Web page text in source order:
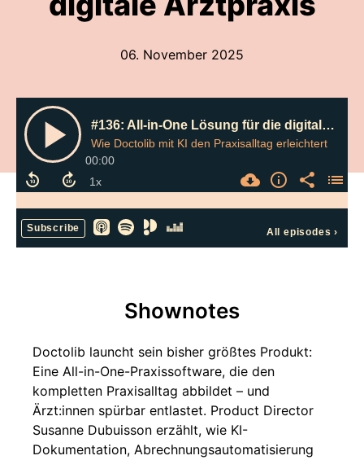
06. November 2025
#136: All-in-One Lösung für die digitale Arztpraxis
Wie Doctolib mit KI den Praxisalltag erleichtert
00:00
Subscribe All episodes ›
Shownotes
Doctolib launcht sein bisher größtes Produkt:
Eine All-in-One-Praxissoftware, die den
kompletten Praxisalltag abbildet – und
Ärzt:innen spürbar entlastet. Product Director
Susanne Dubuisson erzählt, wie KI-
Dokumentation, Abrechnungsautomatisierung